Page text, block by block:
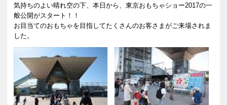
閉じる
気持ちのよい晴れ空の下、本日から、東京おもちゃショー2017の一
般公開がスタート！！
お目当てのおもちゃを目指してたくさんのお客さまがご来場されま
した。